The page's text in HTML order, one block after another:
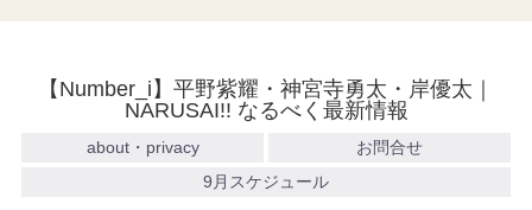
【Number_i】平野紫耀・神宮寺勇太・岸優太｜
NARUSAI!! なるべく最新情報
about・privacy
お問合せ
9月スケジュール